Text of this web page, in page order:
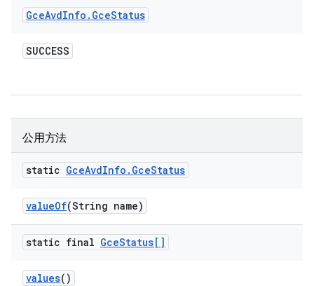
GceAvdInfo . GceStatus
SUCCESS
公用方法
static GceAvdInfo . GceStatus
valueOf(String name)
static final GceStatus[]
values()